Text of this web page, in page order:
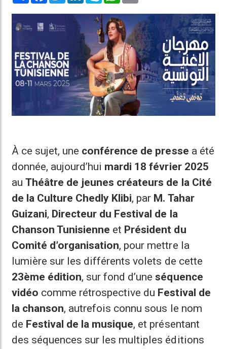
À ce sujet, une conférence de presse a été
donnée, aujourd’hui mardi 18 février 2025
auThéâtre de jeunes créateurs de la Cité
de la Culture Chedly Klibi, par M. Tahar
Guizani, Directeur du Festival de la
Chanson Tunisienne et Président du
Comité d’organisation, pour mettre la
lumière sur les différents volets de cette
23ème édition, sur fond d’uneséquence
vidéo comme rétrospective du Festival de
la chanson, autrefois connu sous le nom
de Festival de la musique, et présentant
des séquences sur les multiples éditions